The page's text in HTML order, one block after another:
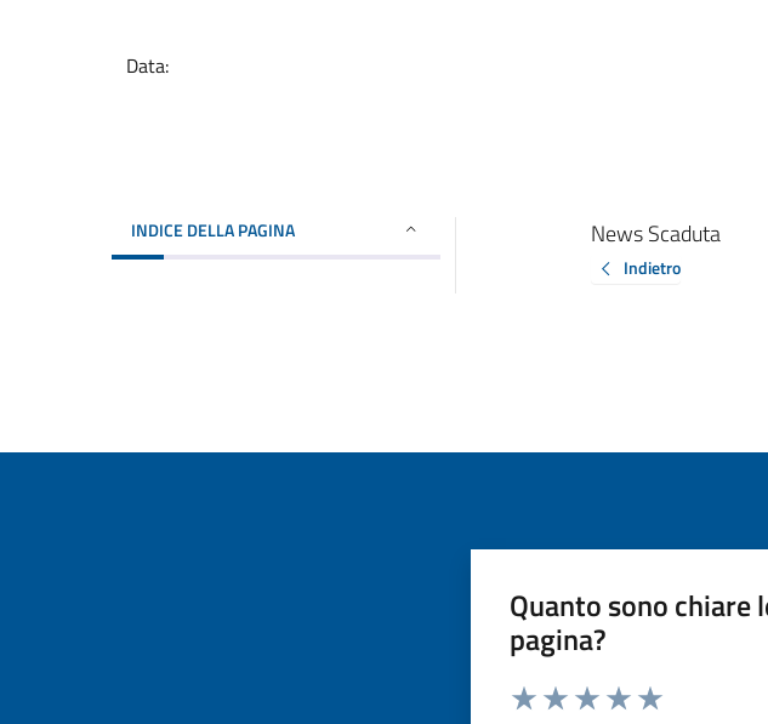
Data:
INDICE DELLA PAGINA News Scaduta
Indietro
Quanto sono chiare
pagina?
Valuta da 1 a 5 stelle la pagina